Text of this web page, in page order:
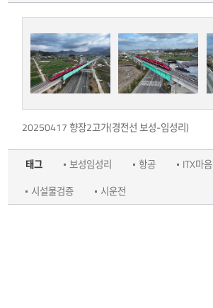
20250417 향장2고가(경전선 보성-임성리)
태그 보성임성리 항공 ITX마음
시설물검증
시운전